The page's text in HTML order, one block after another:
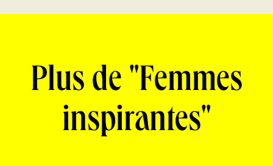
Plus de "Femmes
inspirantes"